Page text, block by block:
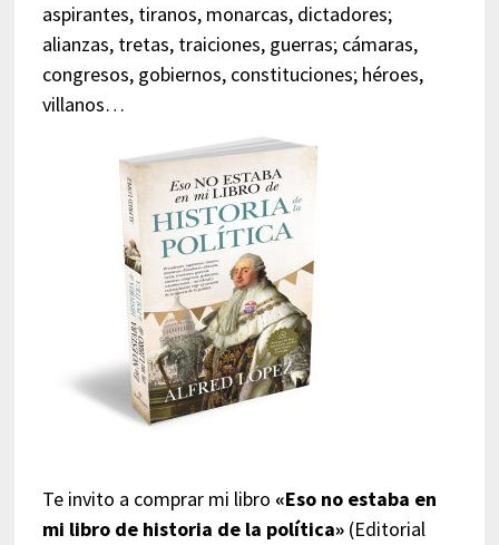
aspirantes, tiranos, monarcas, dictadores;
alianzas, tretas, traiciones, guerras; cámaras,
congresos, gobiernos, constituciones; héroes,
villanos…
Te invito a comprar mi libro «Eso no estaba en
mi libro de historia de la política»(Editorial